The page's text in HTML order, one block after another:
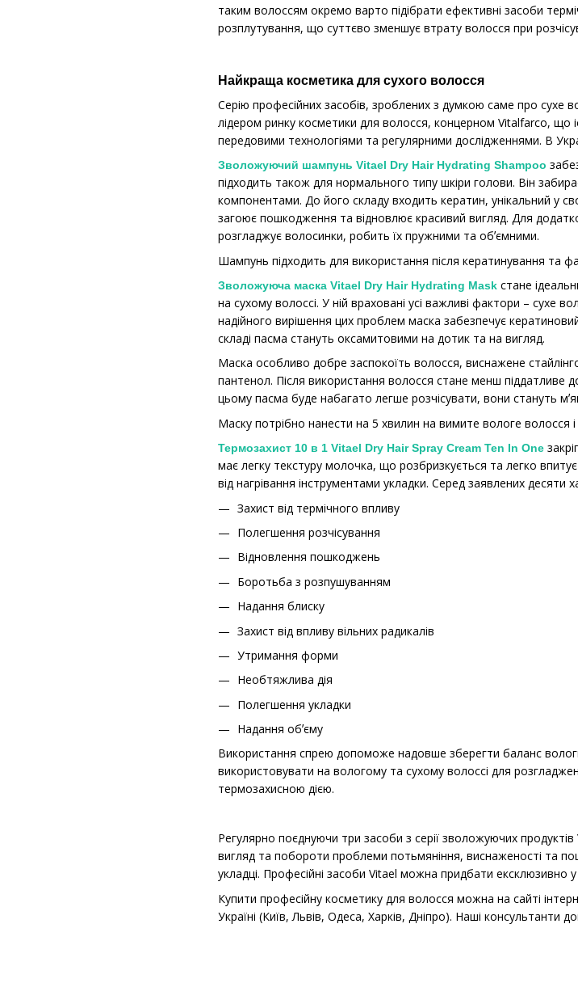
таким волоссям окремо варто підібрати ефективні засоби
розплутування, що суттєво зменшує втрату волосся при
Найкраща косметика для сухого волосся
Серію професійних засобів, зроблених з думкою саме про сухе
лідером ринку косметики для волосся, концерном Vitalfarco, що
передовими технологіями та регулярними дослідженнями. В
Зволожуючий шампунь Vitael Dry Hair Hydrating Shampoo
підходить також для нормального типу шкіри голови. Він
компонентами. До його складу входить кератин, унікальний у
загоює пошкодження та відновлює красивий вигляд. Для
розгладжує волосинки, робить їх пружними та обʼємними.
Шампунь підходить для використання після кератинування та
Зволожуюча маска Vitael Dry Hair Hydrating Mask стане
на сухому волоссі. У ній враховані усі важливі фактори – сухе
надійного вирішення цих проблем маска забезпечує
складі пасма стануть оксамитовими на дотик та на вигляд.
Маска особливо добре заспокоїть волосся, виснажене
пантенол. Після використання волосся стане менш піддатливе
цьому пасма буде набагато легше розчісувати, вони стануть
Маску потрібно нанести на 5 хвилин на вимите вологе волосся
Термозахист 10 в 1 Vitael Dry Hair Spray Cream Ten In One
має легку текстуру молочка, що розбризкується та легко
від нагрівання інструментами укладки. Серед заявлених десяти
Захист від термічного впливу
Полегшення розчісування
Відновлення пошкоджень
Боротьба з розпушуванням
Надання блиску
Захист від впливу вільних радикалів
Утримання форми
Необтяжлива дія
Полегшення укладки
Надання обʼєму
Використання спрею допоможе надовше зберегти баланс
використовувати на вологому та сухому волоссі для
термозахисною дією.
Регулярно поєднуючи три засоби з серії зволожуючих
вигляд та побороти проблеми потьмяніння, виснаженості та
укладці. Професійні засоби Vitael можна придбати ексклюзивно у
Купити професійну косметику для волосся можна на сайті
Україні (Київ, Львів, Одеса, Харків, Дніпро). Наші